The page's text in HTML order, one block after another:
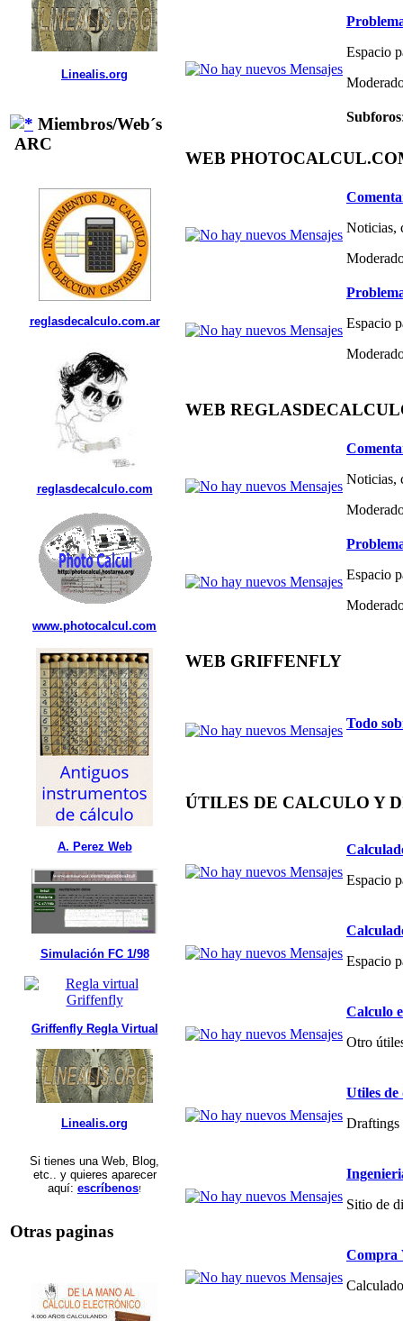
Linealis.org
Miembros/Web´s
ARC
reglasdecalculo.com.ar
reglasdecalculo.com
www.photocalcul.com
A. Perez Web
Simulación FC 1/98
Griffenfly Regla Virtual
Linealis.org
Si tienes una Web, Blog,
etc.. y quieres aparecer
aquí: escríbenos!
Otras paginas
Espacio
Subforos
WEB
Noticias,
Espacio
WEB
Noticias,
Espacio
WEB GRIFFENFLY
Todo
ÚTILES DE CALCULO Y
Espacio
Espacio
Calculo
Otro
Utiles de
Draftings
Sitio de
Compra